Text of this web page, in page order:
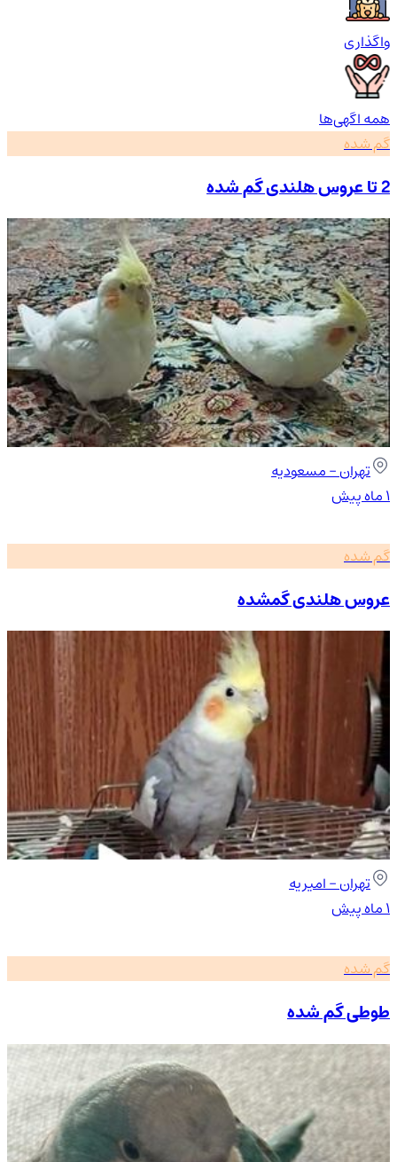
واگذاری
همه اگهی‌ها
گم شده
2 تا عروس هلندی گم شده
تهران- مسعودیه
۱ ماه پیش
گم شده
عروس هلندی گمشده
تهران- امیریه
۱ ماه پیش
گم شده
طوطی گم شده